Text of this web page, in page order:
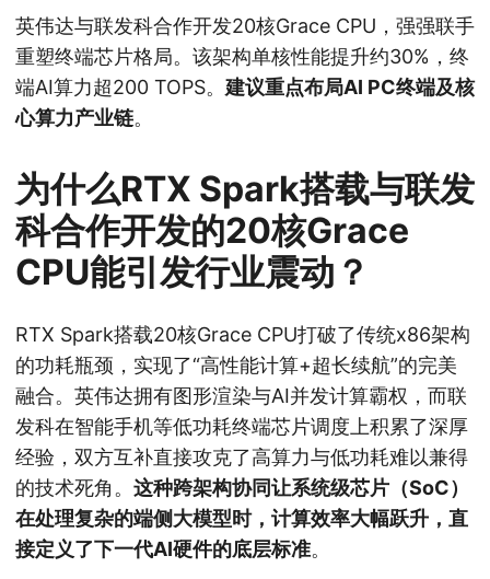
英伟达与联发科合作开发20核Grace CPU，强强联手
重塑终端芯片格局。该架构单核性能提升约30%，终
端AI算力超200 TOPS。 建议重点布局AI PC终端及核
心算力产业链。
为什么RTX Spark搭载与联发
科合作开发的20核Grace
CPU能引发行业震动？
RTX Spark搭载20核Grace CPU打破了传统x86架构
的功耗瓶颈，实现了“高性能计算+超长续航”的完美
融合。英伟达拥有图形渲染与AI并发计算霸权，而联
发科在智能手机等低功耗终端芯片调度上积累了深厚
经验，双方互补直接攻克了高算力与低功耗难以兼得
的技术死角。 这种跨架构协同让系统级芯片（SoC）
在处理复杂的端侧大模型时，计算效率大幅跃升，直
接定义了下一代AI硬件的底层标准。